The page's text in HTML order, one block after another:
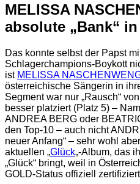
MELISSA
absolute „Bank“
Das konnte selbst der Papst
Schlagerchampions-Boykott
ist MELISSA
österreichische Sängerin in
Segment war nur „Rausch“
besser platziert (Platz 5) –
ANDREA BERG oder
den Top-10 – auch nicht
neuer Anfang“ – sehr wohl
aktuellen „Glück„-Album, das
„Glück“ bringt, weil in
GOLD-Status offiziell